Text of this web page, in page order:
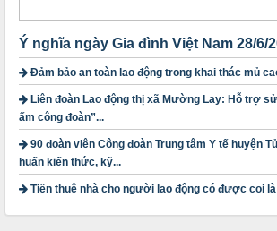
năm 2025
Thời gian đăng: 23/09/2024
lượt xem: 4197 | lượt tải:1311
3716/TLD-TC
Công văn hướng dẫn công tác quả lý tài
đoàn khi đơn vị sát nhập, chấm dứt hoạt
Thời gian đăng: 13/04/2025
lượt xem: 2003 | lượt tải:719
60/TB-LĐLĐ
Thông báo công khai dự toán thu, chi tài
Ý nghĩa ngày Gia đình Việt Nam 28/6/
Đảm bảo an toàn lao động trong khai thác mủ
Liên đoàn Lao động thị xã Mường Lay: Hỗ trợ
ấm công đoàn”...
90 đoàn viên Công đoàn Trung tâm Y tế huyện
huấn kiến thức, kỹ...
Tiền thuê nhà cho người lao động có được coi